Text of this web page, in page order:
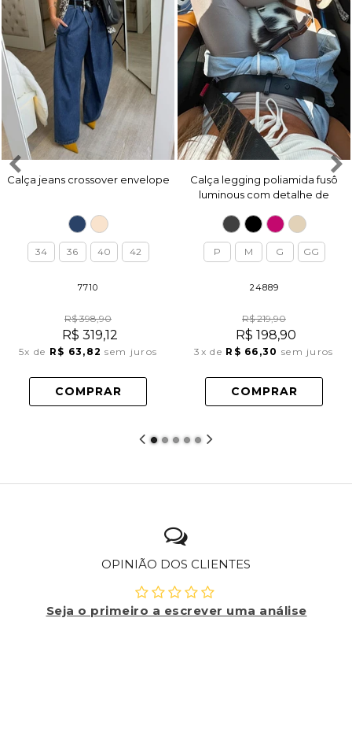
Calça jeans crossover envelope
34 36 40 42
7710
R$ 398,90
R$ 319,12
5x de R$ 63,82 sem juros
COMPRAR
Calça legging poliamida fusô
luminous com detalhe de
P M G GG
24889
R$ 219,90
R$ 198,90
3x de R$ 66,30 sem juros
COMPRAR
OPINIÃO DOS CLIENTES
Seja o primeiro a escrever uma análise